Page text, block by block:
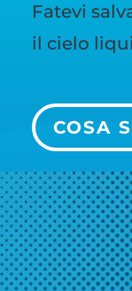
Fatevi
il cielo
COSA